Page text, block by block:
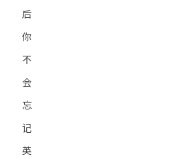
后
你
不
会
忘
记
英